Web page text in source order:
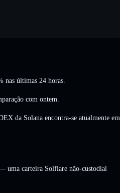
nas últimas 24 horas.
com ontem.
da Solana encontra-se atualmente em
uma carteira Solflare não-custodial